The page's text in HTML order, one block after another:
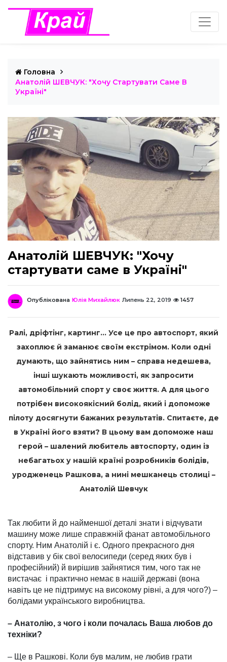
Головна
Анатолій ШЕВЧУК: "Хочу Стартувати Саме В
Україні"
Анатолій ШЕВЧУК: "Хочу
стартувати саме в Україні"
Опублікована Юлія Михайлюк Липень 22, 2019 1457
Ралі, дріфтінг, картинг… Усе це про автоспорт, який
захоплює й заманює своїм екстрімом. Коли одні
думають, що зайнятись ним – справа недешева,
інші шукають можливості, як запросити
автомобільний спорт у своє життя. А для цього
потрібен високоякісний болід, який і допоможе
пілоту досягнути бажаних результатів. Спитаєте, де
в Україні його взяти? В цьому вам допоможе наш
герой – шалений любитель автоспорту, один із
небагатьох у нашій країні розробників болідів,
уродженець Рашкова, а нині мешканець столиці –
Анатолій Шевчук
Так любити й до наймен­шої деталі знати і відчу­вати
машину може лише справжній фанат автомо­більного
спорту. Ним Ана­то­лій і є. Одного прекрасного дня
відставив у бік свої велосипеди (серед яких був і
професійний) й вирішив зайнятися тим, чого так не
вистачає і практично немає в нашій державі (вона
навіть це не підтримує на високому рівні, а для чого?) –
болідами українсь­кого виробництва.
– Анатолію, з чого і коли по­чалась Ваша любов до
техніки?
– Ще в Рашкові. Коли був малим, не любив грати